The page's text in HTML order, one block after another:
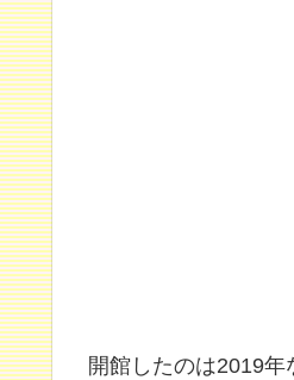
開館したのは2019年